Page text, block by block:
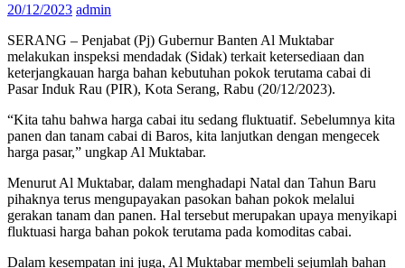
20/12/2023 admin
SERANG – Penjabat (Pj) Gubernur Banten Al Muktabar
melakukan inspeksi mendadak (Sidak) terkait ketersediaan dan
keterjangkauan harga bahan kebutuhan pokok terutama cabai di
Pasar Induk Rau (PIR), Kota Serang, Rabu (20/12/2023).
“Kita tahu bahwa harga cabai itu sedang fluktuatif. Sebelumnya kita
panen dan tanam cabai di Baros, kita lanjutkan dengan mengecek
harga pasar,” ungkap Al Muktabar.
Menurut Al Muktabar, dalam menghadapi Natal dan Tahun Baru
pihaknya terus mengupayakan pasokan bahan pokok melalui
gerakan tanam dan panen. Hal tersebut merupakan upaya menyikapi
fluktuasi harga bahan pokok terutama pada komoditas cabai.
Dalam kesempatan ini juga, Al Muktabar membeli sejumlah bahan